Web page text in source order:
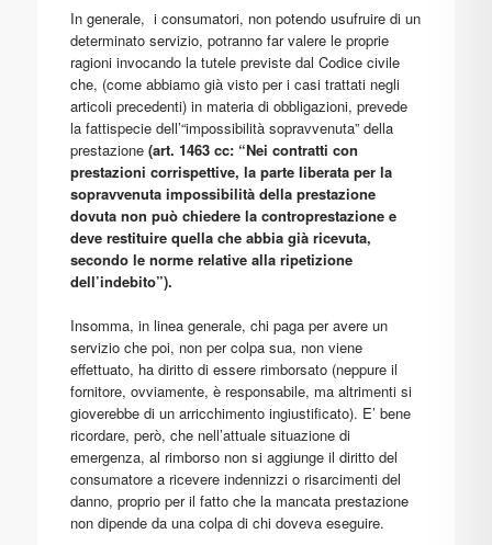
In generale, i consumatori, non potendo usufruire di un
determinato servizio, potranno far valere le proprie
ragioni invocando la tutele previste dal Codice civile
che, (come abbiamo già visto per i casi trattati negli
articoli precedenti) in materia di obbligazioni, prevede
la fattispecie dell’“impossibilità sopravvenuta” della
prestazione(art. 1463 cc: “Nei contratti con
prestazioni corrispettive, la parte liberata per la
sopravvenuta impossibilità della prestazione
dovuta non può chiedere la controprestazione e
deve restituire quella che abbia già ricevuta,
secondo le norme relative alla ripetizione
dell’indebito”).
Insomma, in linea generale, chi paga per avere un
servizio che poi, non per colpa sua, non viene
effettuato, ha diritto di essere rimborsato (neppure il
fornitore, ovviamente, è responsabile, ma altrimenti si
gioverebbe di un arricchimento ingiustificato). E’ bene
ricordare, però, che nell’attuale situazione di
emergenza, al rimborso non si aggiunge il diritto del
consumatore a ricevere indennizzi o risarcimenti del
danno, proprio per il fatto che la mancata prestazione
non dipende da una colpa di chi doveva eseguire.